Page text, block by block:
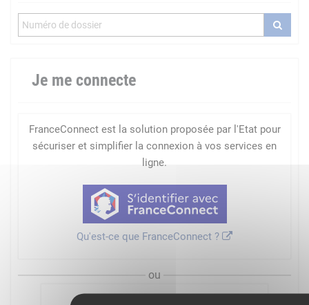
Je me connecte
FranceConnect est la solution proposée par l'Etat pour
sécuriser et simplifier la connexion à vos services en
ligne.
Qu'est-ce que FranceConnect ?
ou